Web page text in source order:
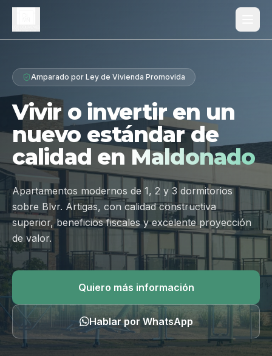
Proyecto
Diferenciales
Tipologías
Galería
Ubicación
Contacto
Hablar por WhatsApp
Amparado por Ley de Vivienda Promovida
Vivir o invertir en un
nuevo estándar de
calidad en Maldonado
Apartamentos modernos de 1, 2 y 3 dormitorios
sobre Blvr. Artigas, con calidad constructiva
superior, beneficios fiscales y excelente proyección
de valor.
Quiero más información
Hablar por WhatsApp